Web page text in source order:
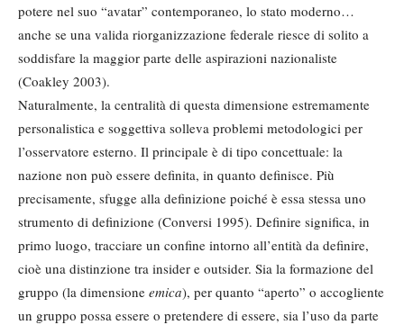
potere nel suo “avatar” contemporaneo, lo stato moderno…
anche se una valida riorganizzazione federale riesce di solito a
soddisfare la maggior parte delle aspirazioni nazionaliste
(Coakley 2003).
Naturalmente, la centralità di questa dimensione estremamente
personalistica e soggettiva solleva problemi metodologici per
l’osservatore esterno. Il principale è di tipo concettuale: la
nazione non può essere definita, in quanto definisce. Più
precisamente, sfugge alla definizione poiché è essa stessa uno
strumento di definizione (Conversi 1995). Definire significa, in
primo luogo, tracciare un confine intorno all’entità da definire,
cioè una distinzione tra insider e outsider. Sia la formazione del
gruppo (la dimensione emica), per quanto “aperto” o accogliente
un gruppo possa essere o pretendere di essere, sia l’uso da parte